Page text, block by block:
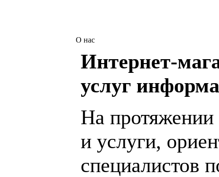
О нас
Интернет-
услуг
На протяжении
и услуги,
специалистов